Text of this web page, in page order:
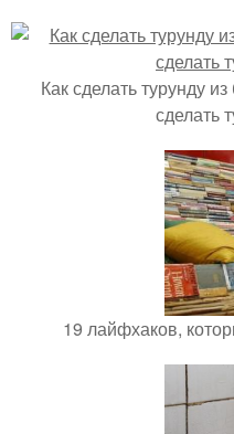
Как сделать турунду
сделать
19 лайфхаков,